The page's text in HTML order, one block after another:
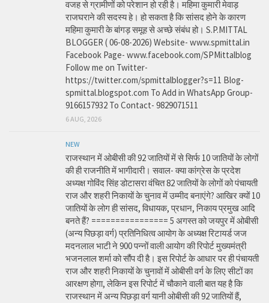
वजह से ग्रामीणों को परेशान हो रही है। महिमा कुमारी मेवाड़
राजघराने की सदस्य हे। हो सकता है कि सांसद होने के कारण
महिमा कुमारी के बांगड़ समूह से अच्छे संबंध हो। S.P.MITTAL
BLOGGER ( 06-08-2026) Website- www.spmittal.in
Facebook Page- www.facebook.com/SPMittalblog
Follow me on Twitter-
https://twitter.com/spmittalblogger?s=11 Blog-
spmittal.blogspot.com To Add in WhatsApp Group-
9166157932 To Contact- 9829071511
6 AUG, 2026
NEW
राजस्थान में ओबीसी की 92 जातियों में से सिर्फ 10 जातियों के लोगों
की ही राजनीति में भागीदारी। सवाल- क्या कांग्रेस के प्रदेश
अध्यक्ष गोविंद सिंह डोटासरा वंचित 82 जातियों के लोगों को पंचायती
राज और शहरी निकायों के चुनाव में उम्मीद बनाएंगे? आखिर क्यों 10
जातियों के लोग ही सांसद, विधायक, प्रधान, निकाय प्रमुख आदि
बनते हैं? ================ 5 अगस्त को जयपुर में ओबीसी
(अन्य पिछड़ा वर्ग) प्रतिनिधित्व आयोग के अध्यक्ष रिटायर्ड जज
मदनलाल भाटी ने 900 पन्नों वाली आयोग की रिपोर्ट मुख्यमंत्री
भजनलाल शर्मा को सौंप दी है। इस रिपोर्ट के आधार पर ही पंचायती
राज और शहरी निकायों के चुनावों में ओबीसी वर्ग के लिए सीटों का
आरक्षण होगा, लेकिन इस रिपोर्ट में चौकाने वाली बात यह है कि
राजस्थान में अन्य पिछड़ा वर्ग यानी ओबीसी की 92 जातियों हैं,